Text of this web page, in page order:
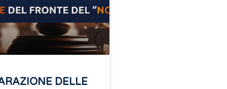
DELLE